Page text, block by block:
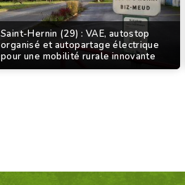
Saint-Hernin (29) : VAE, autostop
organisé et autopartage électrique
pour une mobilité rurale innovante